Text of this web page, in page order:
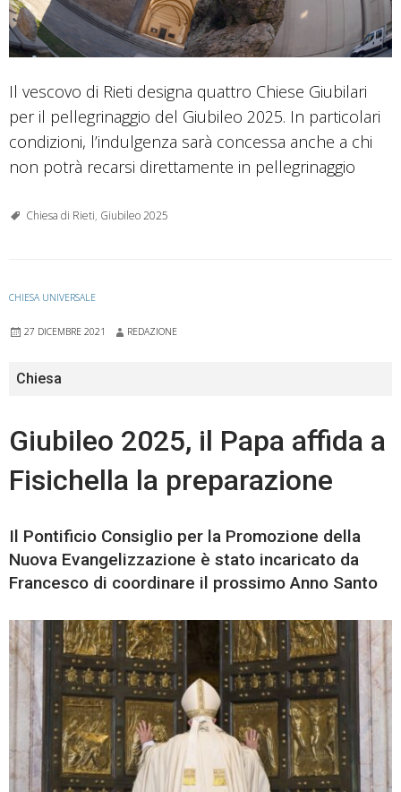
Il vescovo di Rieti designa quattro Chiese Giubilari
per il pellegrinaggio del Giubileo 2025. In particolari
condizioni, l’indulgenza sarà concessa anche a chi
non potrà recarsi direttamente in pellegrinaggio
Chiesa di Rieti, Giubileo 2025
CHIESA UNIVERSALE
27 DICEMBRE 2021 REDAZIONE
Chiesa
Giubileo 2025, il Papa affida a
Fisichella la preparazione
Il Pontificio Consiglio per la Promozione della
Nuova Evangelizzazione è stato incaricato da
Francesco di coordinare il prossimo Anno Santo